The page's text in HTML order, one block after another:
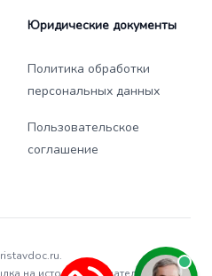
Юридические документы
Политика обработки
персональных данных
Пользовательское
соглашение